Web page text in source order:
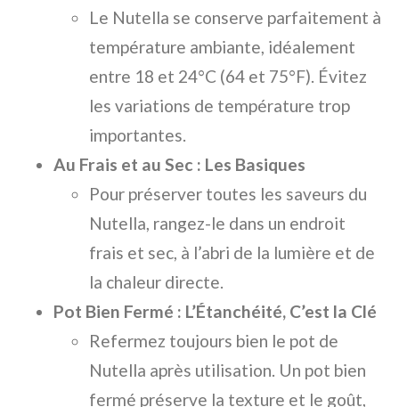
Le Nutella se conserve parfaitement à
température ambiante, idéalement
entre 18 et 24°C (64 et 75°F). Évitez
les variations de température trop
importantes.
Au Frais et au Sec : Les Basiques
Pour préserver toutes les saveurs du
Nutella, rangez-le dans un endroit
frais et sec, à l’abri de la lumière et de
la chaleur directe.
Pot Bien Fermé : L’Étanchéité, C’est la Clé
Refermez toujours bien le pot de
Nutella après utilisation. Un pot bien
fermé préserve la texture et le goût,